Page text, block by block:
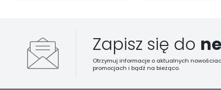
Zapisz się do
Otrzymuj informacje o aktualnych
promocjach i bądź na bieżąco.